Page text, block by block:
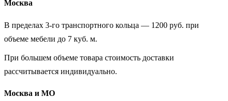
Москва
В пределах 3-го транспортного кольца — 1200 руб. при
объеме мебели до 7 куб. м.
При большем объеме товара стоимость доставки
рассчитывается индивидуально.
Москва и МО